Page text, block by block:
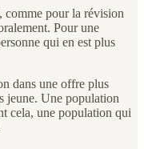
comme pour la révision
Pour une
qui en est plus
dans une offre plus
jeune. Une population
cela, une population qui